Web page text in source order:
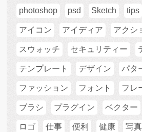
photoshop psd Sketch tips
アイコン アイディア アクシ
スウォッチ セキュリティー
テンプレート デザイン パタ
ファッション フォント フレ
ブラシ プラグイン ベクター
ロゴ 仕事 便利 健康 写真